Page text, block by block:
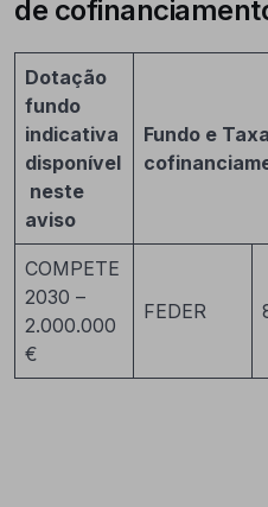
de
Dotação
fundo
indicativa
disponível
neste
aviso
Fundo e
COMPETE
2030 –
2.000.000
€
FEDER